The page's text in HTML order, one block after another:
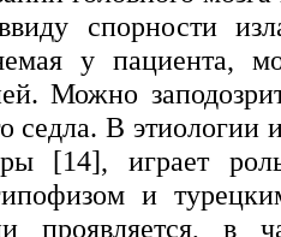
спорности
у пациента,
Можно
седла. В этиологии
[14], играет
и
проявляется, в